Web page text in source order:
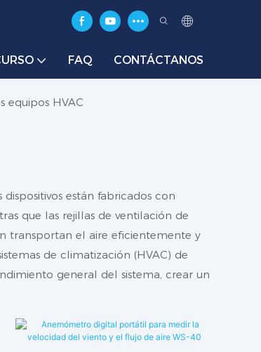
FAQ CONTÁCTANOS
equipos HVAC
están fabricados con
que las rejillas de ventilación de
transportan el aire eficientemente y
de climatización (HVAC) de
general del sistema, crear un